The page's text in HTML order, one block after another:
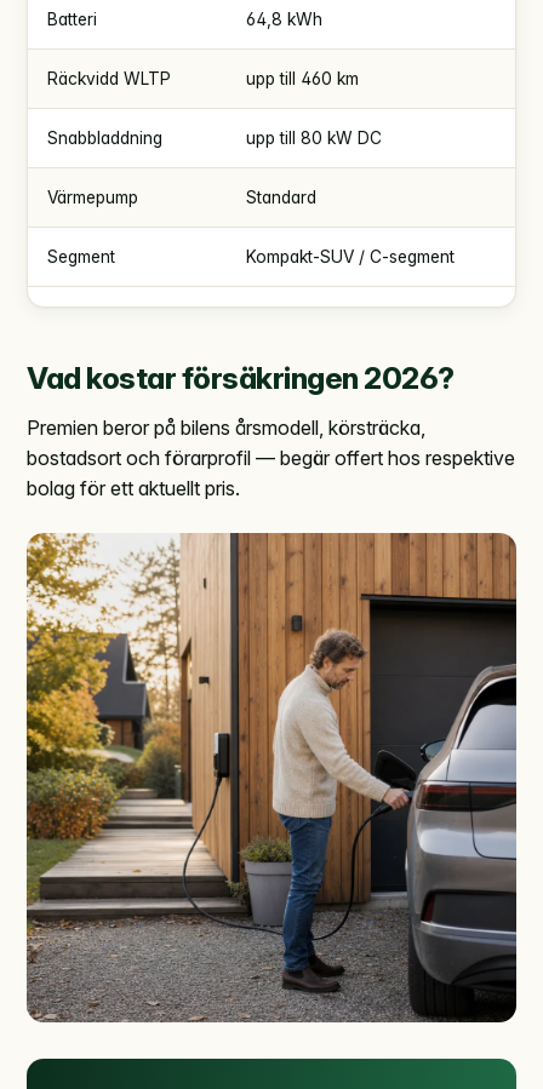
Batteri 64,8 kWh
Räckvidd WLTP upp till 460 km
Snabbladdning upp till 80 kW DC
Värmepump Standard
Segment Kompakt-SUV / C-segment
Vad kostar försäkringen 2026?
Premien beror på bilens årsmodell, körsträcka,
bostadsort och förarprofil — begär offert hos respektive
bolag för ett aktuellt pris.